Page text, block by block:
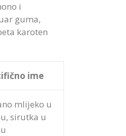
i
guma,
karoten
ime
mlijeko u
sirutka u